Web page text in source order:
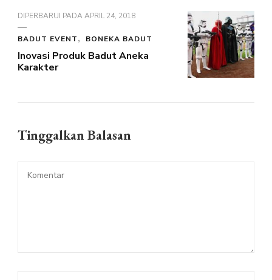
DIPERBARUI PADAAPRIL 24, 2018
BADUT EVENT BONEKA BADUT
Inovasi Produk Badut Aneka
Karakter
Tinggalkan Balasan